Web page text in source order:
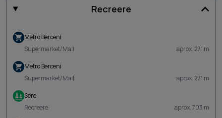
Recreere
Metro Berceni
Supermarket/Mall
aprox. 271 m
Metro Berceni
Supermarket/Mall
aprox. 271 m
Sere
Recreere
aprox. 703 m